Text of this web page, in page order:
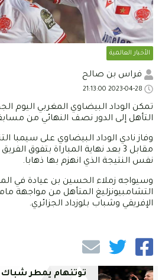
الأخبار العالمية
فراس بن صالح
التأهل إلى الدور نصف النهائي من
مقابل 3 بعد نهاية المباراة بتفوق
نفس النتيجة الذي انهزم بها ذهابا.
وسيواجه زملاء الحسين بن عيادة في
التشامبيونزليغ المتأهل من مواجهة
الإفريقي وشباب بلوزداد الجزائري.
توتنهام يمطر شباك